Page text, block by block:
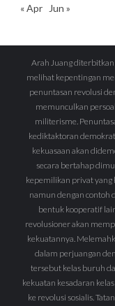
« Apr Jun »
Arah Juang diterbitkan
melihat kepentingan
penuntasan revolusi
memunculkan
militerisme.
kediktaktoran
kekuasaan akan
secara bertahap
kepemilikan privat yang
namun dengan contoh
bentuk kooperatif
revolusioner akan
kekuatannya.
dalam perjuangan
tersebut kelas buruh
kekuatan kesadaran
ke revolusi sosialis.